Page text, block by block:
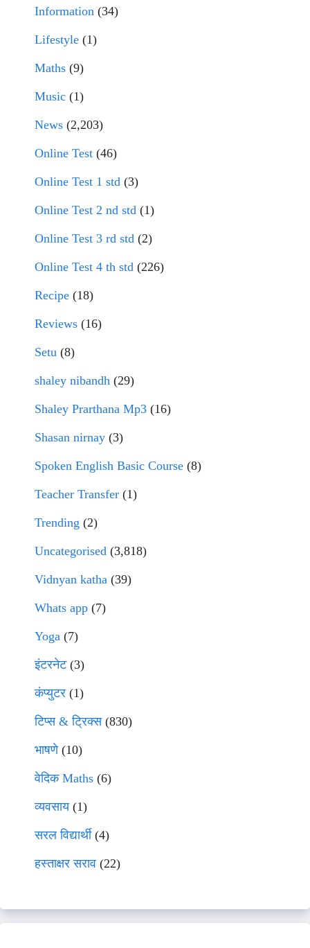
Information (34)
Lifestyle (1)
Maths (9)
Music (1)
News (2,203)
Online Test (46)
Online Test 1 std (3)
Online Test 2 nd std (1)
Online Test 3 rd std (2)
Online Test 4 th std (226)
Recipe (18)
Reviews (16)
Setu (8)
shaley nibandh (29)
Shaley Prarthana Mp3 (16)
Shasan nirnay (3)
Spoken English Basic Course (8)
Teacher Transfer (1)
Trending (2)
Uncategorised (3,818)
Vidnyan katha (39)
Whats app (7)
Yoga (7)
इंटरनेट(3)
कंप्युटर (1)
टिप्स & ट्रिक्स(830)
भाषणे(10)
वेदिक Maths (6)
व्यवसाय(1)
सरल विद्यार्थी(4)
हस्ताक्षर सराव (22)